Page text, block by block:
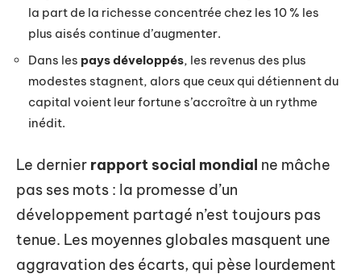
la part de la richesse concentrée chez les 10 % les
plus aisés continue d’augmenter.
Dans les pays développés, les revenus des plus
modestes stagnent, alors que ceux qui détiennent du
capital voient leur fortune s’accroître à un rythme
inédit.
Le dernier rapport social mondial ne mâche
pas ses mots : la promesse d’un
développement partagé n’est toujours pas
tenue. Les moyennes globales masquent une
aggravation des écarts, qui pèse lourdement